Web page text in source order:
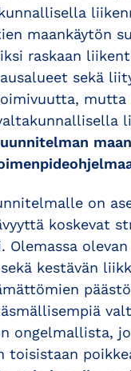
maankäytön
raskaan
sekä
on
koskevat
Olemassa
kestävän
ongelmallista,
toisistaan